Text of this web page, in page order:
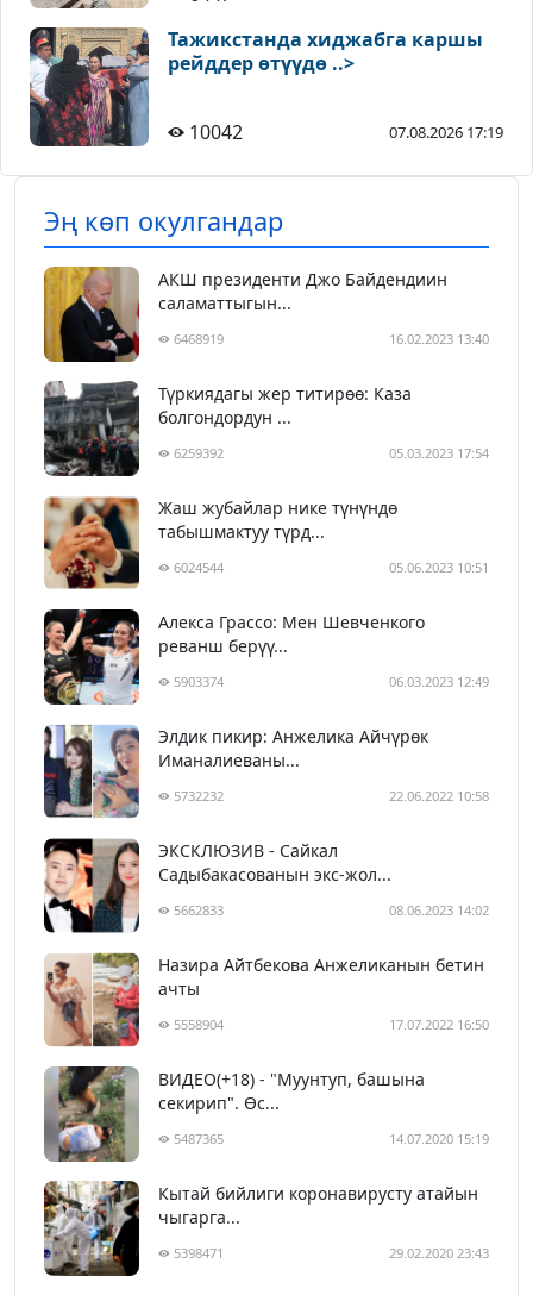
Тажикстанда хиджабга каршы
рейддер өтүүдө ..>
10042 07.08.2026 17:19
Эң көп окулгандар
АКШ президенти Джо Байдендиин
саламаттыгын...
6468919 16.02.2023 13:40
Түркиядагы жер титирөө: Каза
болгондордун ...
6259392 05.03.2023 17:54
Жаш жубайлар нике түнүндө
табышмактуу түрд...
6024544 05.06.2023 10:51
Алекса Грассо: Мен Шевченкого
реванш берүү...
5903374 06.03.2023 12:49
Элдик пикир: Анжелика Айчүрөк
Иманалиеваны...
5732232 22.06.2022 10:58
ЭКСКЛЮЗИВ - Сайкал
Садыбакасованын экс-жол...
5662833 08.06.2023 14:02
Назира Айтбекова Анжеликанын бетин
ачты
5558904 17.07.2022 16:50
ВИДЕО(+18) - "Муунтуп, башына
секирип". Өс...
5487365 14.07.2020 15:19
Кытай бийлиги коронавирусту атайын
чыгарга...
5398471 29.02.2020 23:43